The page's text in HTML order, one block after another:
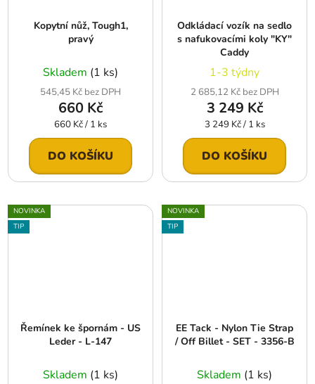
Kopytní nůž, Tough1,
pravý
Skladem (1 ks)
545,45 Kč bez DPH
660 Kč
Měrná
cena:
660 Kč / 1 ks
DO KOŠÍKU
Odkládací vozík na sedlo
s nafukovacími koly "KY"
Caddy
1-3 týdny
2 685,12 Kč bez DPH
3 249 Kč
Měrná
cena:
3 249 Kč / 1 ks
DO KOŠÍKU
NOVINKA
TIP
Řemínek ke špornám - US
Leder - L-147
Skladem (1 ks)
NOVINKA
TIP
EE Tack - Nylon Tie Strap
/ Off Billet - SET - 3356-B
Skladem (1 ks)